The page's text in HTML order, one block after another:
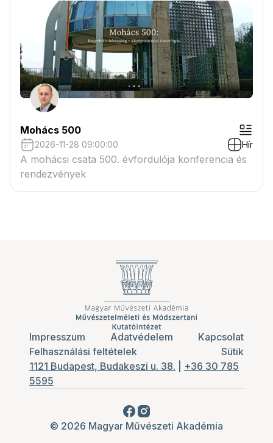
Mohács 500
2026-11-28 09:00:00 Hír
A mohácsi csata 500. évfordulója konferencia és
rendezvények
Impresszum Adatvédelem
Kapcsolat
Felhasználási feltételek
Sütik
1121 Budapest, Budakeszi u. 38.
+36 30 785
5595
© 2026 Magyar Művészeti Akadémia